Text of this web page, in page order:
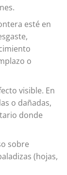
esté en
o
visible. En
o dañadas,
donde
sobre
(hojas,